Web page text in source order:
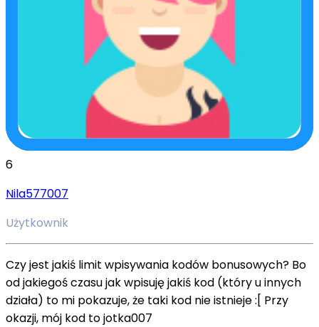
6
Nila577007
Użytkownik
Czy jest jakiś limit wpisywania kodów bonusowych? Bo
od jakiegoś czasu jak wpisuję jakiś kod (który u innych
działa) to mi pokazuje, że taki kod nie istnieje :[ Przy
okazji, mój kod to jotka007